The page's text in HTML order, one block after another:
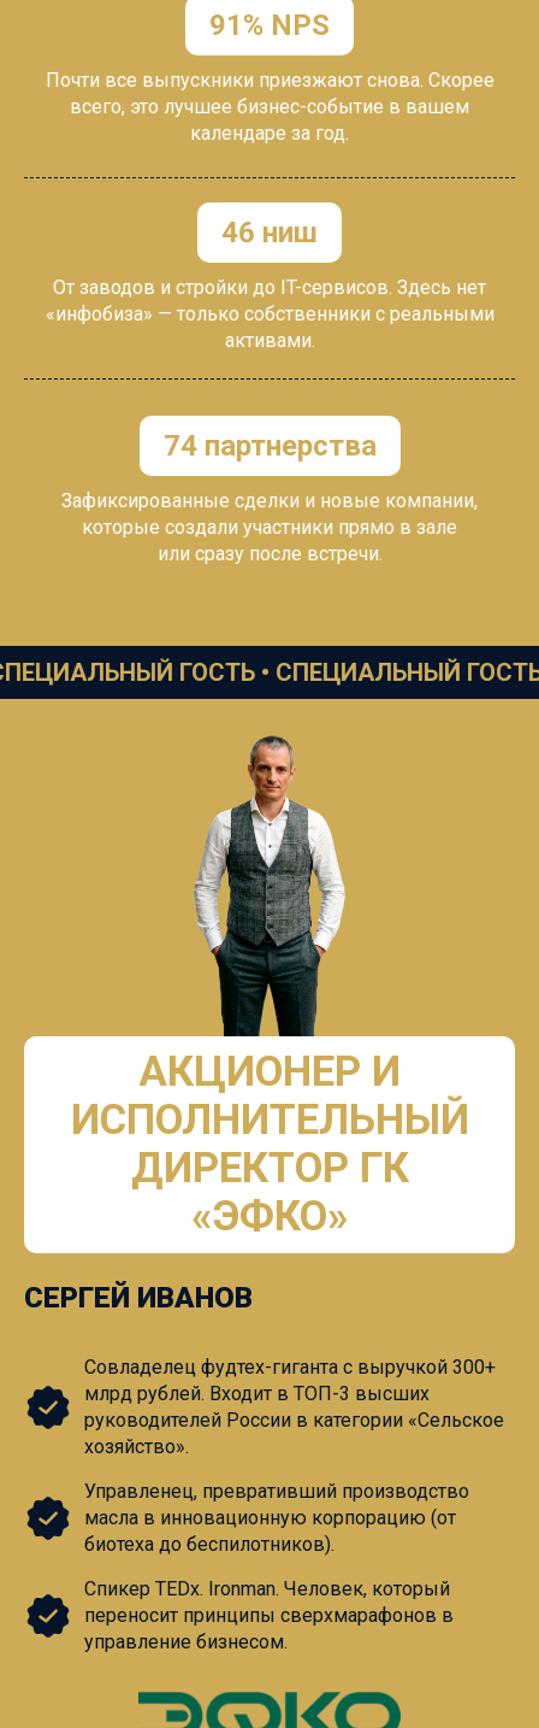
91% NPS
Почти все выпускники приезжают снова. Скорее
всего, это лучшее бизнес-событие в вашем
календаре за год.
46 ниш
От заводов и стройки до IT-сервисов. Здесь нет
«инфобиза» — только собственники с реальными
активами.
74 партнерства
Зафиксированные сделки и новые компании,
которые создали участники прямо в зале
или сразу после встречи.
ГОСТЬ •СПЕЦИАЛЬНЫЙ ГОСТЬ •
АКЦИОНЕР И
ИСПОЛНИТЕЛЬНЫЙ
ДИРЕКТОР ГК
«ЭФКО»
СЕРГЕЙ ИВАНОВ
Совладелец фудтех-гиганта с выручкой 300+
млрд рублей. Входит в ТОП-3 высших
руководителей России в категории «Сельское
хозяйство».
Управленец, превративший производство
масла в инновационную корпорацию (от
биотеха до беспилотников).
Спикер ТЕDx. Ironman. Человек, который
переносит принципы сверхмарафонов в
управление бизнесом.